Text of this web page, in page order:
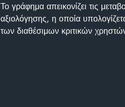
Το γράφημα απεικονίζει τις
αξιολόγησης, η οποία
των διαθέσιμων κριτικών